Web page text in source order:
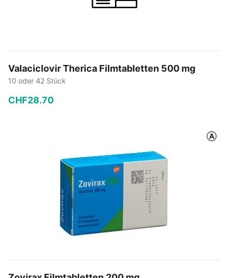
Valaciclovir Therica Filmtabletten 500 mg
10 oder 42 Stück
CHF28.70
In den Warenkorb
A